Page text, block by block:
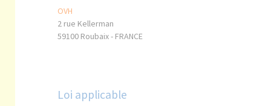
OVH
2 rue Kellerman
59100 Roubaix - FRANCE
Loi applicable